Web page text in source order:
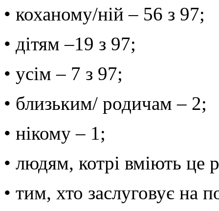
• коханому/ній – 56 з 97;
• дітям –19 з 97;
• усім – 7 з 97;
• близьким/ родичам – 2;
• нікому – 1;
• людям, котрі вміють це
• тим, хто заслуговує на